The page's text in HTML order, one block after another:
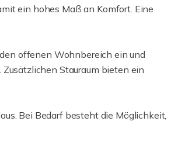
ein hohes Maß an Komfort. Eine
offenen Wohnbereich ein und
Stauraum bieten ein
Bei Bedarf besteht die Möglichkeit,